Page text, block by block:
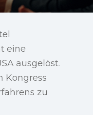
eine
ausgelöst.
Kongress
zu